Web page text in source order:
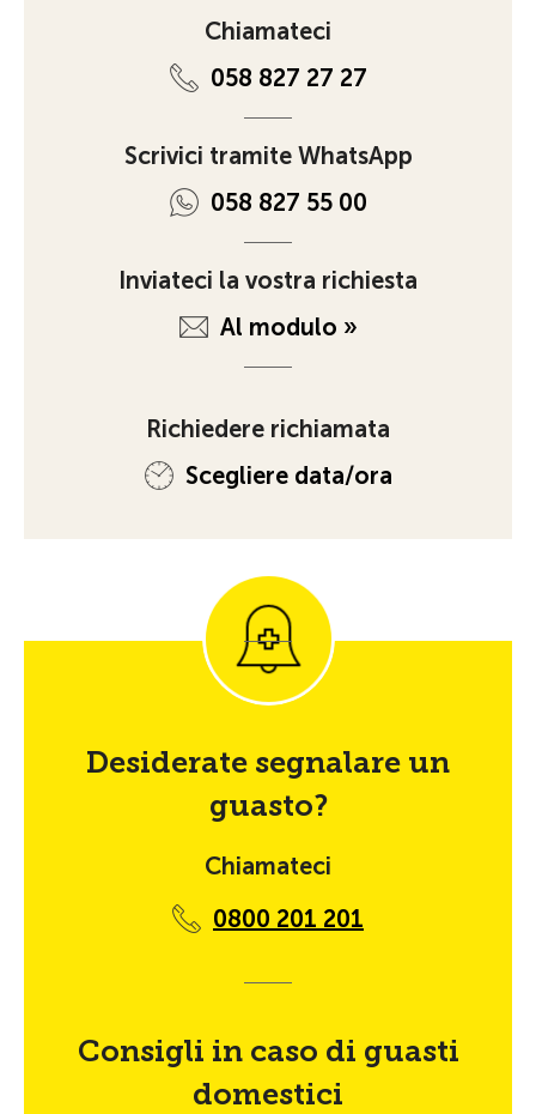
Chiamateci
058 827 27 27
Scrivici tramite WhatsApp
058 827 55 00
Inviateci la vostra richiesta
Al modulo »
Richiedere richiamata
Scegliere data/ora
Desiderate segnalare un
guasto?
Chiamateci
0800 201 201
Consigli in caso di guasti
domestici